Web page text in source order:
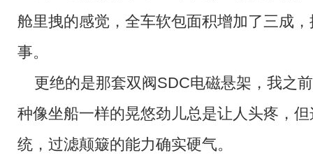
舱里拽的感觉，全车软包面积增加了三成
事。
更绝的是那套双阀SDC电磁悬架，我之
种像坐船一样的晃悠劲儿总是让人头疼，
统，过滤颠簸的能力确实硬气。